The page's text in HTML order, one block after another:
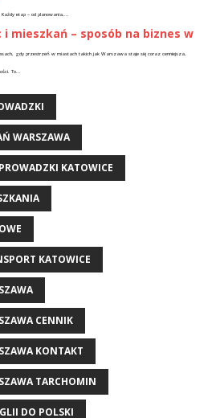
etap – od planowania,...
i mieszkań – sposób na biznes w
gdy przestrzeń w miastach takich jak Warszawa staje się coraz cenniejsza,
To...
WARSZAWA
KATOWICE
KATOWICE
CENNIK
KONTAKT
TARCHOMIN
DO POLSKI